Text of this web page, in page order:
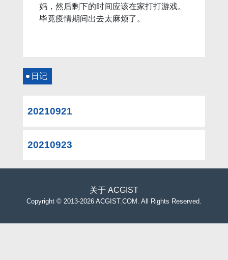
妈，然后剩下的时间应该在家打打游戏。
毕竟疫情期间出去太麻烦了。
日记
20210921
20210923
关于 ACGIST
Copyright © 2013-2026 ACGIST.COM. All Rights Reserved.